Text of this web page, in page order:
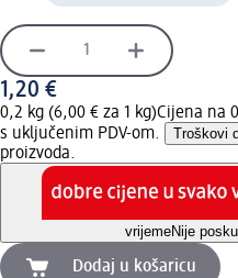
1,20 €
0,2 kg (6,00 € za 1 kg)Cijena na
s uključenim PDV-om.
Troškovi
proizvoda.
vrijemeNije
Dodaj u košaricu